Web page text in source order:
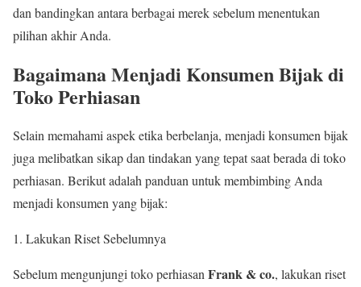
dan bandingkan antara berbagai merek sebelum menentukan
pilihan akhir Anda.
Bagaimana Menjadi Konsumen Bijak di
Toko Perhiasan
Selain memahami aspek etika berbelanja, menjadi konsumen bijak
juga melibatkan sikap dan tindakan yang tepat saat berada di toko
perhiasan. Berikut adalah panduan untuk membimbing Anda
menjadi konsumen yang bijak:
Lakukan Riset Sebelumnya
Sebelum mengunjungi toko perhiasanFrank & co., lakukan riset